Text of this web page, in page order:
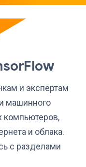
и экспертам
машинного
компьютеров,
и облака.
с разделами